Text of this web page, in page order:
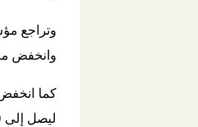
وانخفض مؤشر «إيجي إكس 100